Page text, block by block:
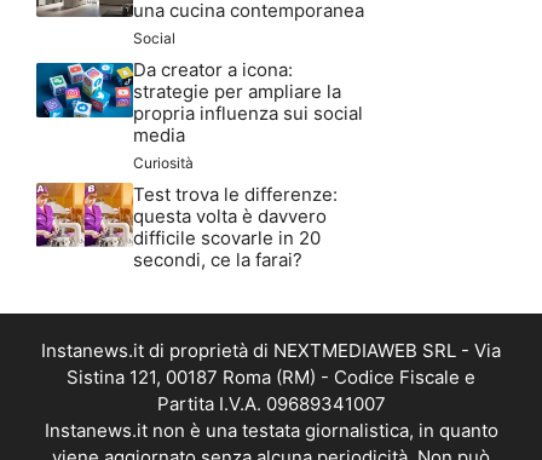
una cucina contemporanea
Social
Da creator a icona:
strategie per ampliare la
propria influenza sui social
media
Curiosità
Test trova le differenze:
questa volta è davvero
difficile scovarle in 20
secondi, ce la farai?
Instanews.it di proprietà di NEXTMEDIAWEB SRL - Via
Sistina 121, 00187 Roma (RM) - Codice Fiscale e
Partita I.V.A. 09689341007
Instanews.it non è una testata giornalistica, in quanto